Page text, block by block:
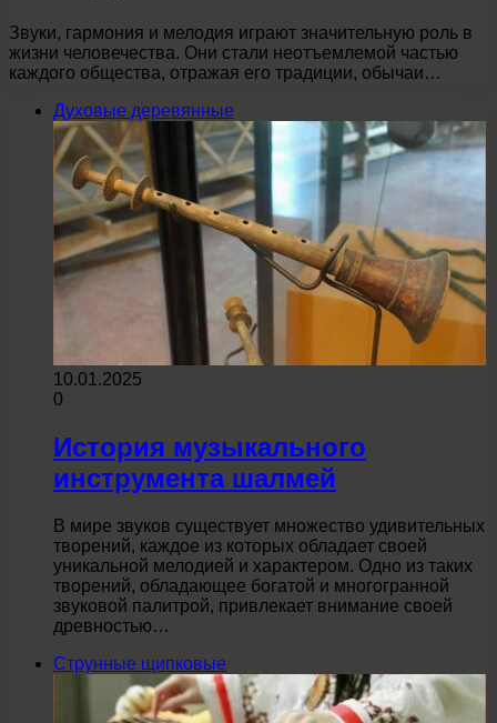
Звуки, гармония и мелодия играют значительную роль в
жизни человечества. Они стали неотъемлемой частью
каждого общества, отражая его традиции, обычаи…
Духовые деревянные
10.01.2025
0
История музыкального
инструмента шалмей
В мире звуков существует множество удивительных
творений, каждое из которых обладает своей
уникальной мелодией и характером. Одно из таких
творений, обладающее богатой и многогранной
звуковой палитрой, привлекает внимание своей
древностью…
Струнные щипковые